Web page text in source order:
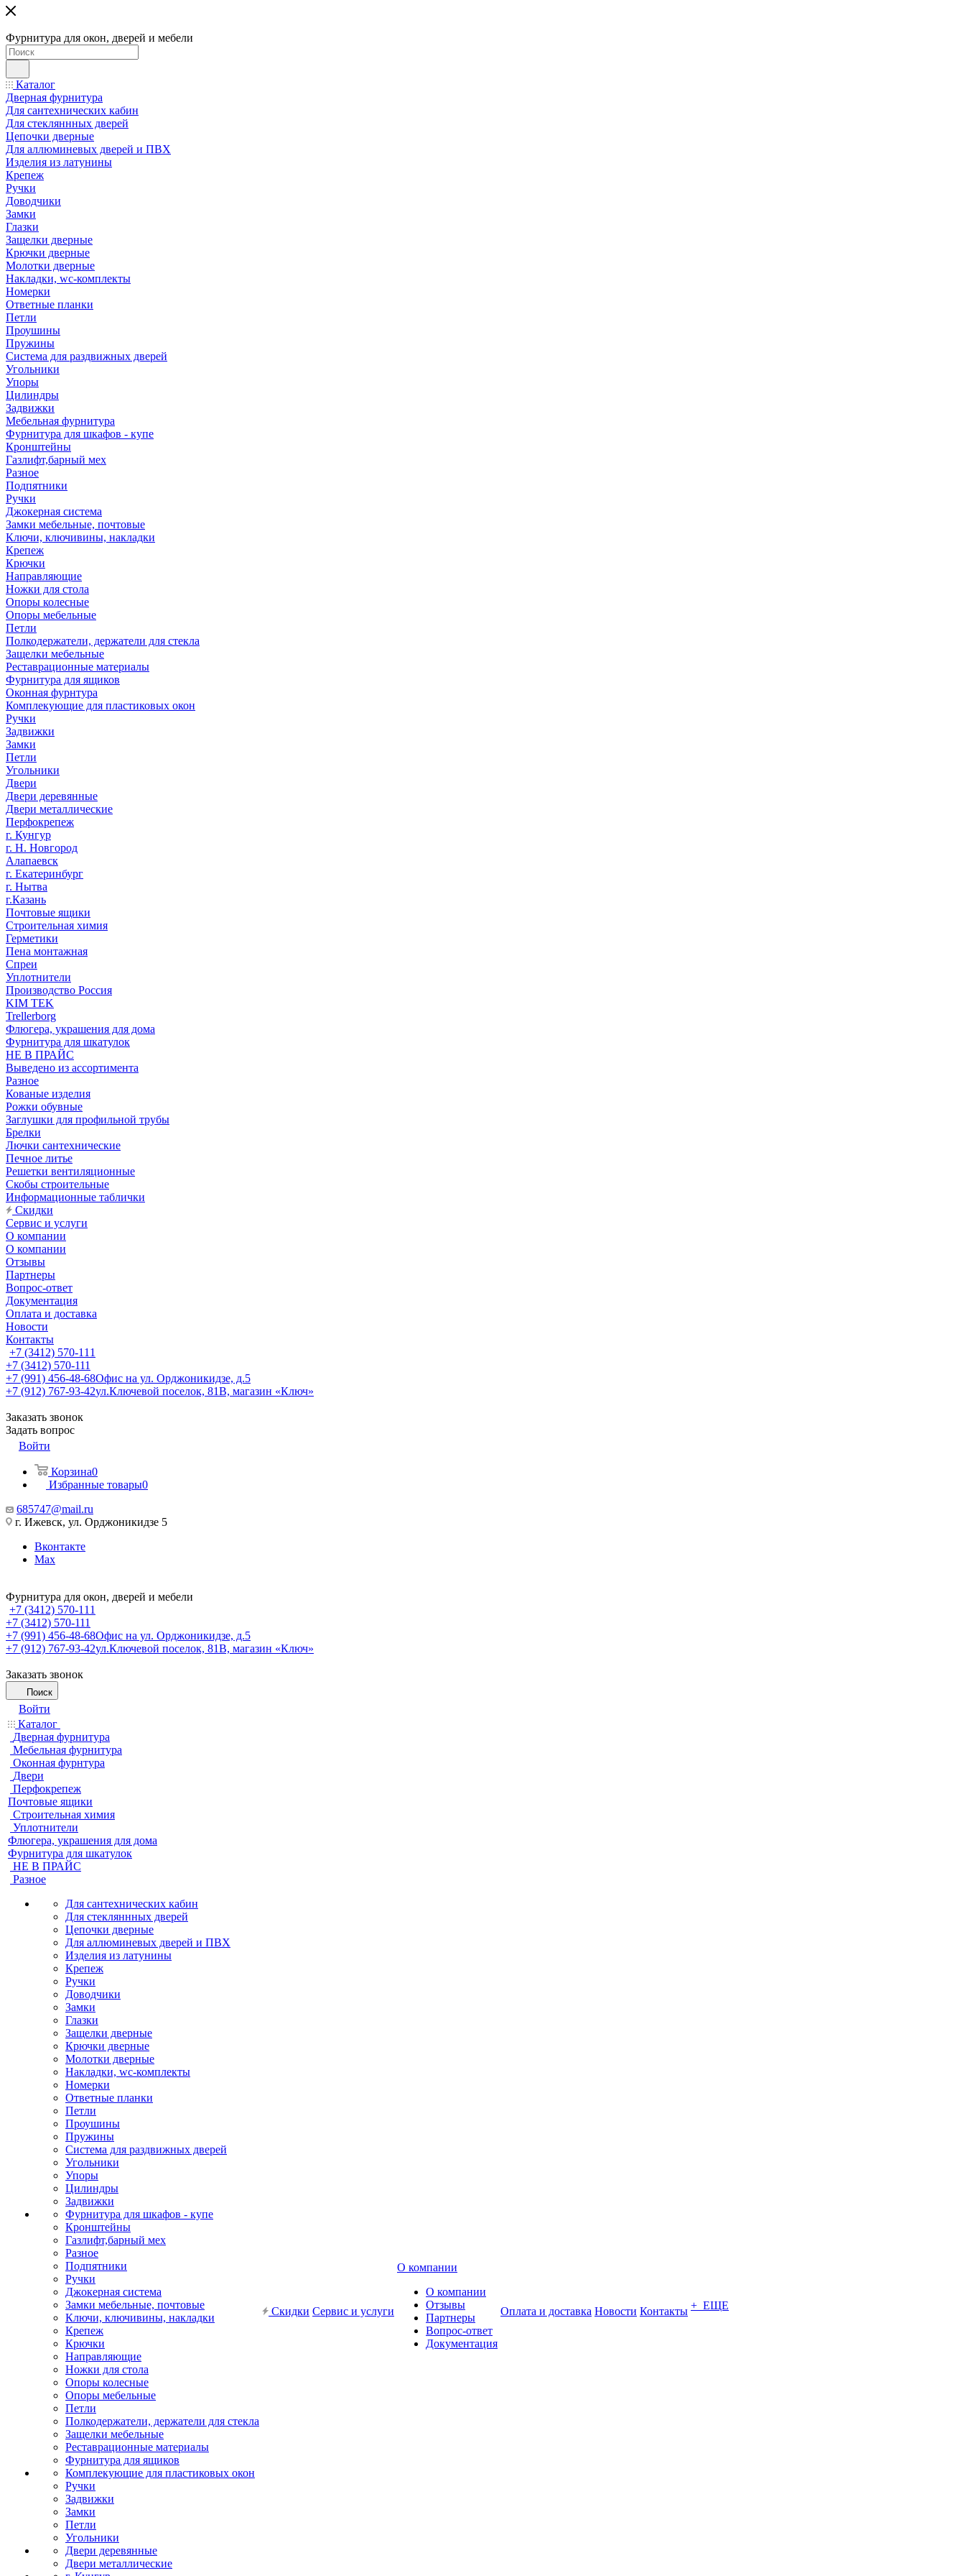
Фурнитура для окон, дверей и мебели
Каталог
Дверная фурнитура
Для сантехнических кабин
Для стекляннных дверей
Цепочки дверные
Для аллюминевых дверей и ПВХ
Изделия из латунины
Крепеж
Ручки
Доводчики
Замки
Глазки
Защелки дверные
Крючки дверные
Молотки дверные
Накладки, wc-комплекты
Номерки
Ответные планки
Петли
Проушины
Пружины
Система для раздвижных дверей
Угольники
Упоры
Цилиндры
Задвижки
Мебельная фурнитура
Фурнитура для шкафов - купе
Кронштейны
Газлифт,барный мех
Разное
Подпятники
Ручки
Джокерная система
Замки мебельные, почтовые
Ключи, ключивины, накладки
Крепеж
Крючки
Направляющие
Ножки для стола
Опоры колесные
Опоры мебельные
Петли
Полкодержатели, держатели для стекла
Защелки мебельные
Реставрационные материалы
Фурнитура для ящиков
Оконная фурнтура
Комплекующие для пластиковых окон
Ручки
Задвижки
Замки
Петли
Угольники
Двери
Двери деревянные
Двери металлические
Перфокрепеж
г. Кунгур
г. Н. Новгород
Алапаевск
г. Екатеринбург
г. Нытва
г.Казань
Почтовые ящики
Строительная химия
Герметики
Пена монтажная
Спреи
Уплотнители
Производство Россия
KIM TEK
Trellerborg
Флюгера, украшения для дома
Фурнитура для шкатулок
НЕ В ПРАЙС
Выведено из ассортимента
Разное
Кованые изделия
Рожки обувные
Заглушки для профильной трубы
Брелки
Лючки сантехнические
Печное литье
Решетки вентиляционные
Скобы строительные
Информационные таблички
Скидки
Сервис и услуги
О компании
О компании
Отзывы
Партнеры
Вопрос-ответ
Документация
Оплата и доставка
Новости
Контакты
+7 (3412) 570-111
+7 (3412) 570-111
+7 (991) 456-48-68Офис на ул. Орджоникидзе, д.5
+7 (912) 767-93-42ул.Ключевой поселок, 81В, магазин «Ключ»
Заказать звонок
Задать вопрос
Войти
Корзина0
Избранные товары0
685747@mail.ru
г. Ижевск, ул. Орджоникидзе 5
Вконтакте
Max
Фурнитура для окон, дверей и мебели
+7 (3412) 570-111
+7 (3412) 570-111
+7 (991) 456-48-68Офис на ул. Орджоникидзе, д.5
+7 (912) 767-93-42ул.Ключевой поселок, 81В, магазин «Ключ»
Заказать звонок
Поиск
Войти
Каталог
Дверная фурнитура
Мебельная фурнитура
Оконная фурнтура
Двери
Перфокрепеж
Почтовые ящики
Строительная химия
Уплотнители
Флюгера, украшения для дома
Фурнитура для шкатулок
НЕ В ПРАЙС
Разное
Для сантехнических кабин
Для стекляннных дверей
Цепочки дверные
Для аллюминевых дверей и ПВХ
Изделия из латунины
Крепеж
Ручки
Доводчики
Замки
Глазки
Защелки дверные
Крючки дверные
Молотки дверные
Накладки, wc-комплекты
Номерки
Ответные планки
Петли
Проушины
Пружины
Система для раздвижных дверей
Угольники
Упоры
Цилиндры
Задвижки
Фурнитура для шкафов - купе
Кронштейны
Газлифт,барный мех
Разное
Подпятники
Ручки
Джокерная система
Замки мебельные, почтовые
Ключи, ключивины, накладки
Крепеж
Крючки
Направляющие
Ножки для стола
Опоры колесные
Опоры мебельные
Петли
Полкодержатели, держатели для стекла
Защелки мебельные
Реставрационные материалы
Фурнитура для ящиков
Комплекующие для пластиковых окон
Ручки
Задвижки
Замки
Петли
Угольники
Двери деревянные
Двери металлические
Скидки Сервис и услуги
О компании
О компании
Отзывы
Партнеры
Вопрос-ответ
Документация
Оплата и доставка Новости Контакты + ЕЩЕ